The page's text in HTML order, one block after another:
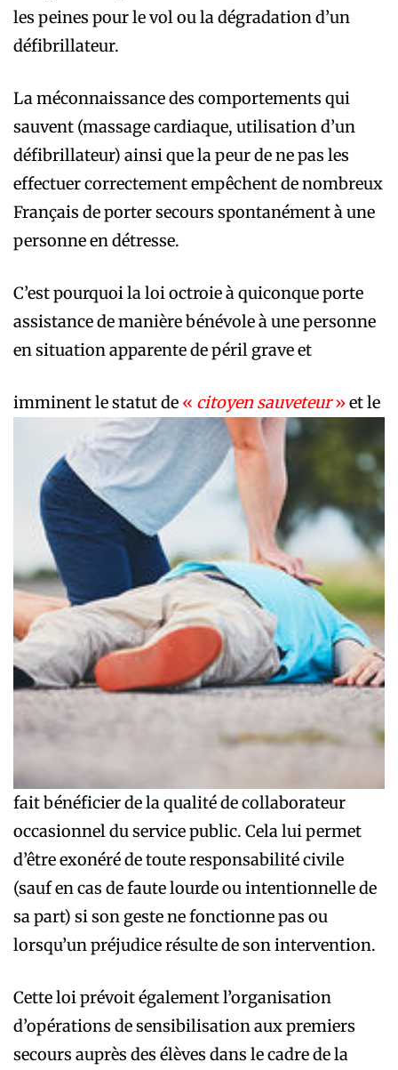
les peines pour le vol ou la dégradation d’un
défibrillateur.
La méconnaissance des comportements qui
sauvent (massage cardiaque, utilisation d’un
défibrillateur) ainsi que la peur de ne pas les
effectuer correctement empêchent de nombreux
Français de porter secours spontanément à une
personne en détresse.
C’est pourquoi la loi octroie à quiconque porte
assistance de manière bénévole à une personne
en situation apparente de péril grave et
imminentle statut de « citoyen sauveteur»et le
fait bénéficier de la qualité de collaborateur
occasionnel du service public. Cela lui permet
d’être exonéré de toute responsabilité civile
(sauf en cas de faute lourde ou intentionnelle de
sa part) si son geste ne fonctionne pas ou
lorsqu’un préjudice résulte de son intervention.
Cette loi prévoit également l’organisation
d’opérations de sensibilisation aux premiers
secours auprès des élèves dans le cadre de la